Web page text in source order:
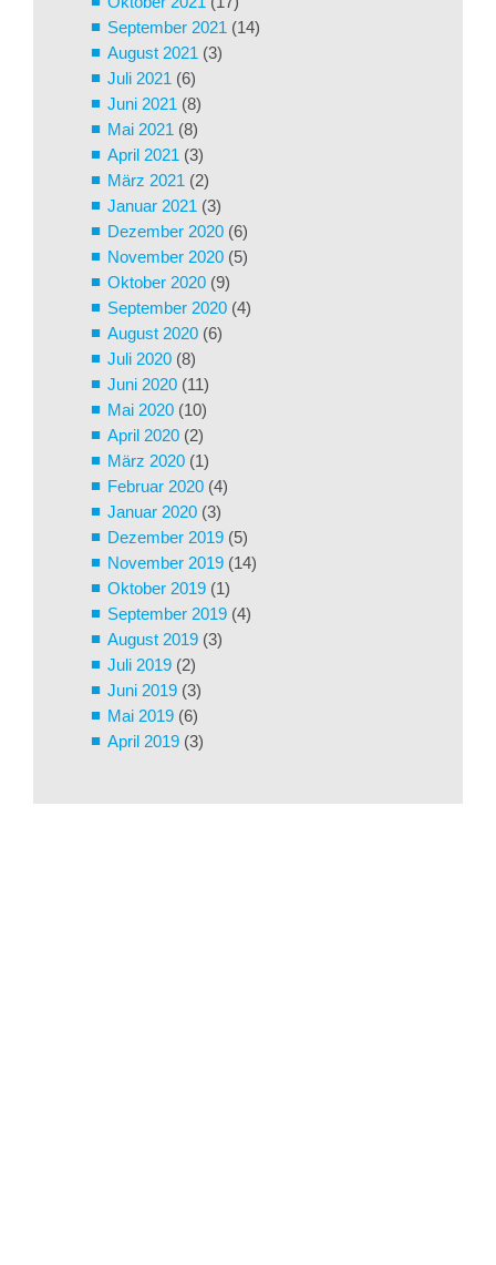
September 2021 (14)
August 2021 (3)
Juli 2021 (6)
Juni 2021 (8)
Mai 2021 (8)
April 2021 (3)
März 2021 (2)
Januar 2021 (3)
Dezember 2020 (6)
November 2020 (5)
Oktober 2020 (9)
September 2020 (4)
August 2020 (6)
Juli 2020 (8)
Juni 2020 (11)
Mai 2020 (10)
April 2020 (2)
März 2020 (1)
Februar 2020 (4)
Januar 2020 (3)
Dezember 2019 (5)
November 2019 (14)
Oktober 2019 (1)
September 2019 (4)
August 2019 (3)
Juli 2019 (2)
Juni 2019 (3)
Mai 2019 (6)
April 2019 (3)